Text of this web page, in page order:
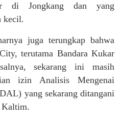
di Jongkang dan yang
kecil.
juga terungkap bahwa
terutama Bandara Kukar
sekarang ini masih
izin Analisis Mengenai
yang sekarang ditangani
Kaltim.